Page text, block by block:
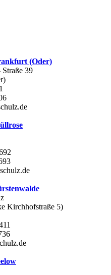
(Oder)
39
Kirchhofstraße 5)